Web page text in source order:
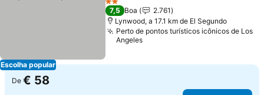
Escolha popular
2 Estrelas
7,5 Boa
2.761
Lynwood, a 17.1 km de El Segundo
Perto de pontos turísticos icônicos de Los
Angeles
De € 58